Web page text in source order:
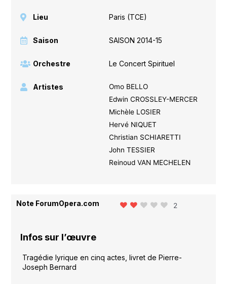
Lieu Paris (TCE)
Saison SAISON 2014-15
Orchestre Le Concert Spirituel
Artistes
Omo BELLO
Edwin CROSSLEY-MERCER
Michèle LOSIER
Hervé NIQUET
Christian SCHIARETTI
John TESSIER
Reinoud VAN MECHELEN
Note ForumOpera.com 2
Infos sur l’œuvre
Tragédie lyrique en cinq actes, livret de Pierre-
Joseph Bernard